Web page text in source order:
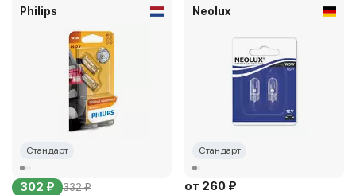
Philips
Стандарт
302 ₽ 332 ₽
Neolux
Стандарт
от 260 ₽